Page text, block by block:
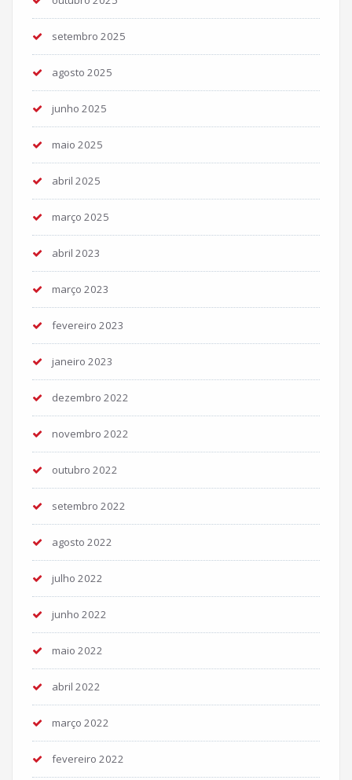
setembro 2025
agosto 2025
junho 2025
maio 2025
abril 2025
março 2025
abril 2023
março 2023
fevereiro 2023
janeiro 2023
dezembro 2022
novembro 2022
outubro 2022
setembro 2022
agosto 2022
julho 2022
junho 2022
maio 2022
abril 2022
março 2022
fevereiro 2022